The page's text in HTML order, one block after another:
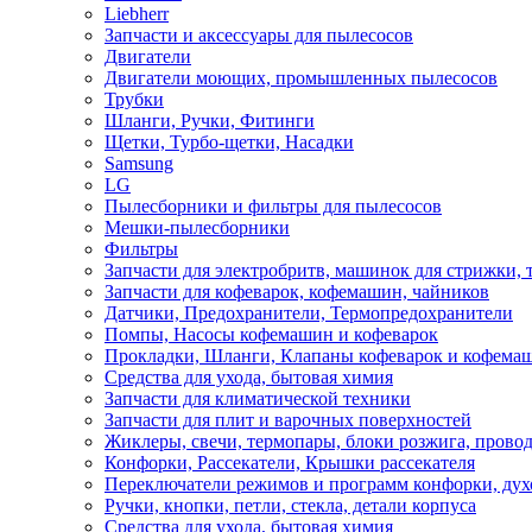
Liebherr
Запчасти и аксессуары для пылесосов
Двигатели
Двигатели моющих, промышленных пылесосов
Трубки
Шланги, Ручки, Фитинги
Щетки, Турбо-щетки, Насадки
Samsung
LG
Пылесборники и фильтры для пылесосов
Мешки-пылесборники
Фильтры
Запчасти для электробритв, машинок для стрижки,
Запчасти для кофеварок, кофемашин, чайников
Датчики, Предохранители, Термопредохранители
Помпы, Насосы кофемашин и кофеварок
Прокладки, Шланги, Клапаны кофеварок и
Средства для ухода, бытовая химия
Запчасти для климатической техники
Запчасти для плит и варочных поверхностей
Жиклеры, свечи, термопары, блоки розжига,
Конфорки, Рассекатели, Крышки рассекателя
Переключатели режимов и программ конфорки,
Ручки, кнопки, петли, стекла, детали корпуса
Средства для ухода, бытовая химия